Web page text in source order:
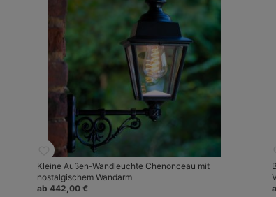
Kleine Außen-Wandleuchte Chenonceau mit
nostalgischem Wandarm
ab 442,00 €